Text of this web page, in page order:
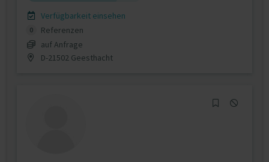
Verfügbarkeit einsehen
0
Referenzen
auf Anfrage
D-21502 Geesthacht